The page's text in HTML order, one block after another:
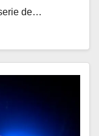
de…